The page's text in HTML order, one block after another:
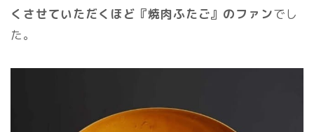
くさせていただくほど『焼肉ふたご』のファンでし
た。